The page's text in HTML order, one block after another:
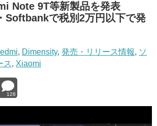
Note 9T等新製品を発表
Softbankで税別2万円以下で発
, Dimensity,発売・リリース情報, ソ
ス, Xiaomi
128